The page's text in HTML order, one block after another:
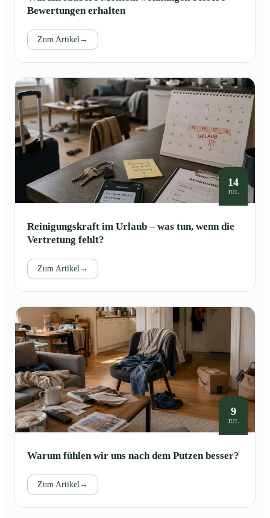
Bewertungen erhalten
Zum Artikel →
14
JUL
Reinigungskraft im Urlaub – was tun, wenn die
Vertretung fehlt?
Zum Artikel →
9
JUL
Warum fühlen wir uns nach dem Putzen besser?
Zum Artikel →